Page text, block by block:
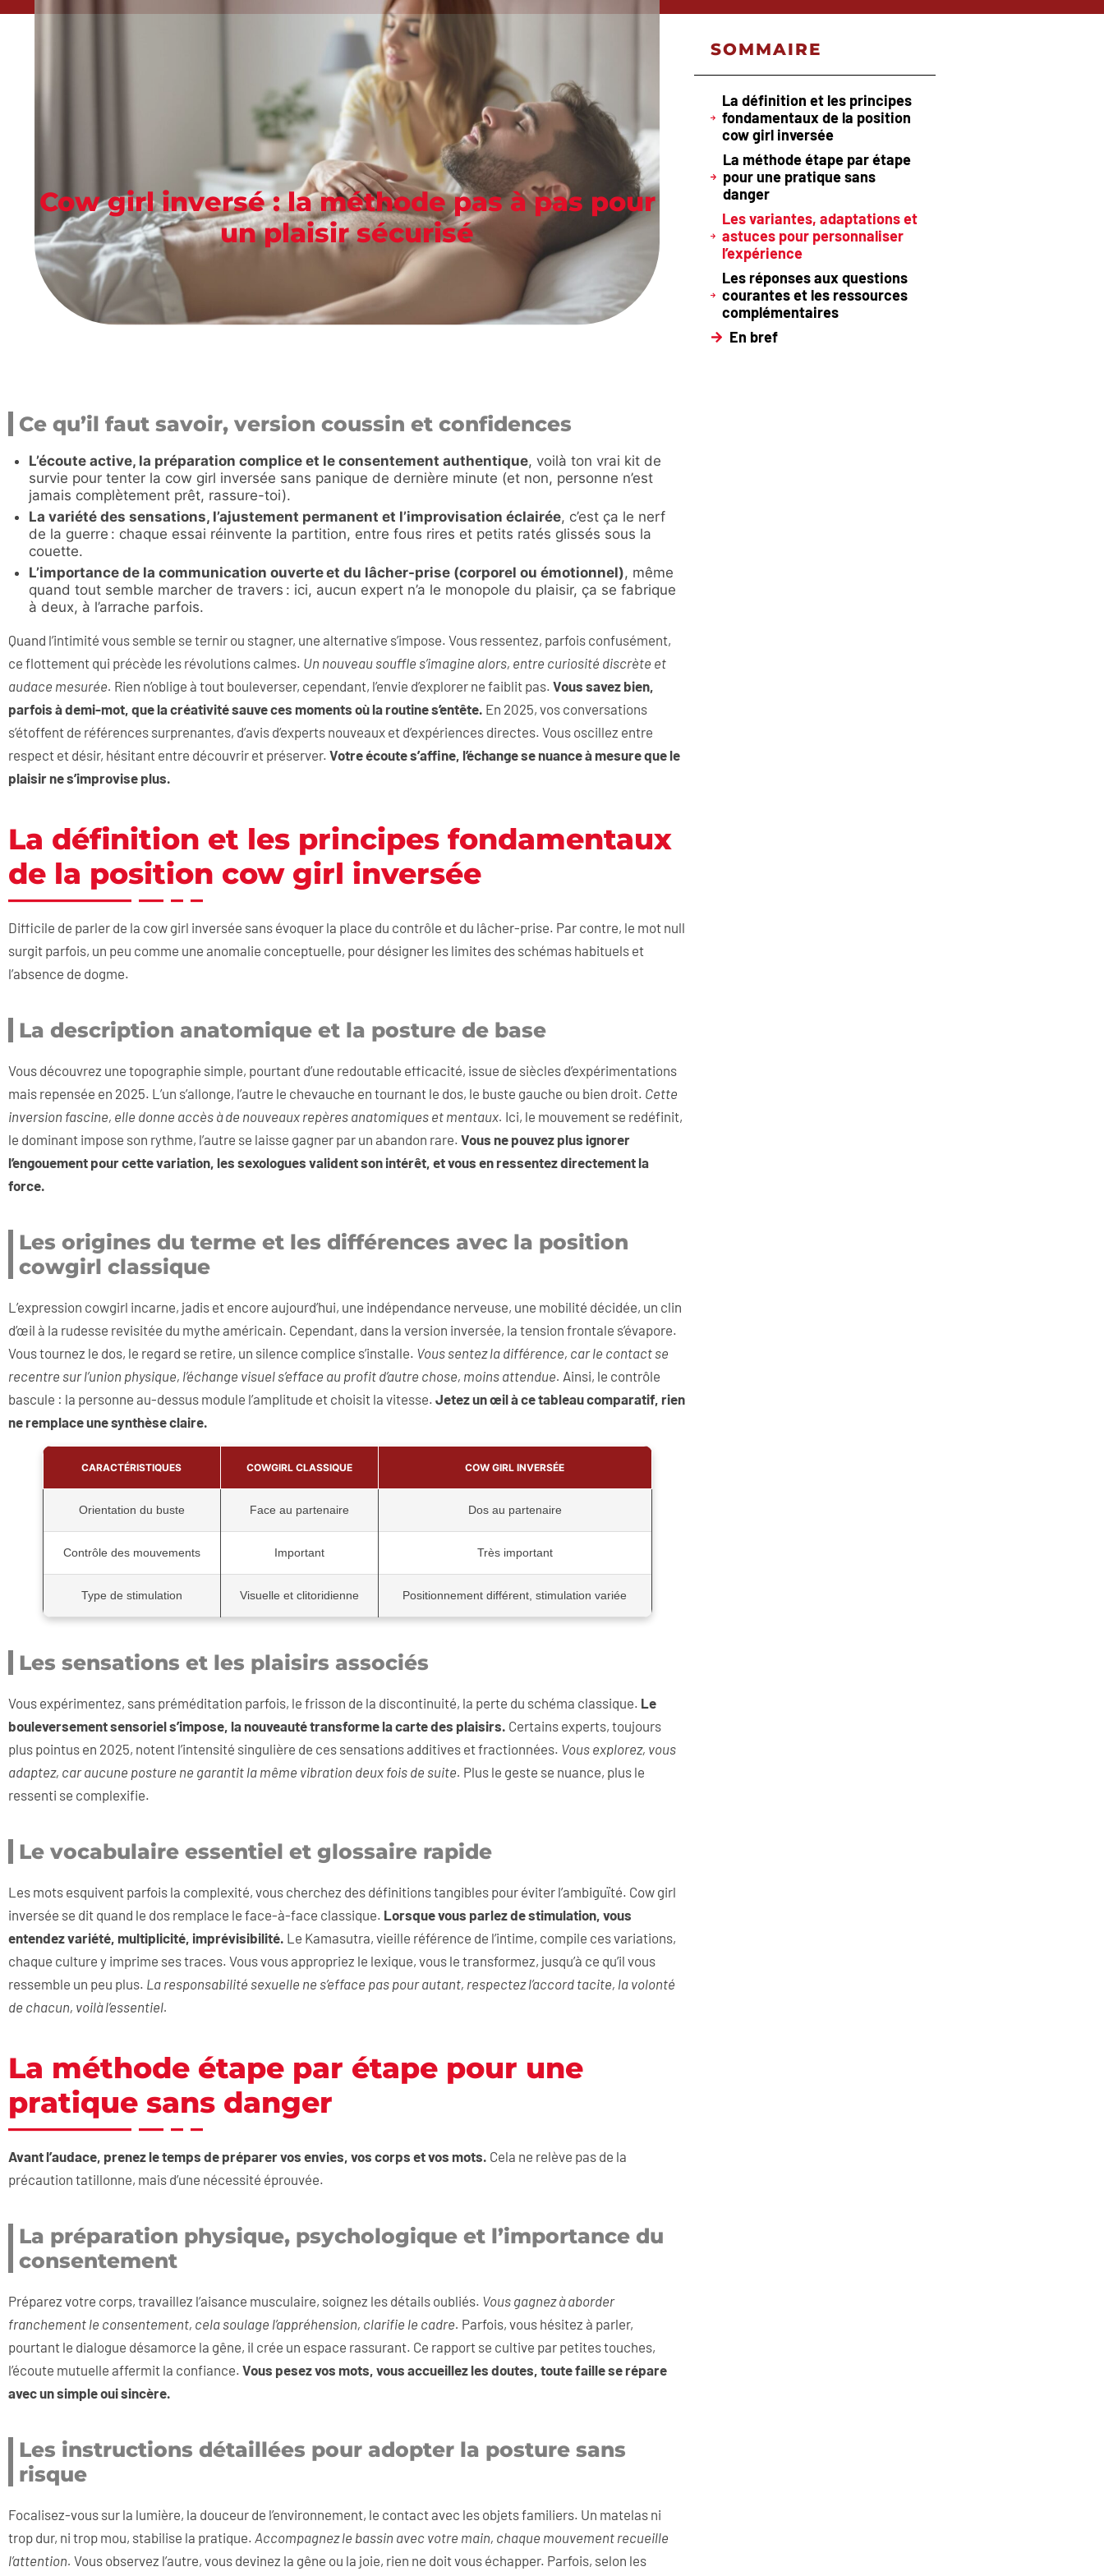
Cow girl inversé : la méthode pas à pas pour
un plaisir sécurisé
Ce qu’il faut savoir, version coussin et confidences
L’écoute active, la préparation complice et le consentement authentique, voilà ton vrai kit de
survie pour tenter la cow girl inversée sans panique de dernière minute (et non, personne n’est
jamais complètement prêt, rassure-toi).
La variété des sensations, l’ajustement permanent et l’improvisation éclairée, c’est ça le nerf
de la guerre : chaque essai réinvente la partition, entre fous rires et petits ratés glissés sous la
couette.
L’importance de la communication ouverte et du lâcher-prise (corporel ou émotionnel), même
quand tout semble marcher de travers : ici, aucun expert n’a le monopole du plaisir, ça se fabrique
à deux, à l’arrache parfois.
Quand l’intimité vous semble se ternir ou stagner, une alternative s’impose. Vous ressentez, parfois confusément,
ce flottement qui précède les révolutions calmes. Un nouveau souffle s’imagine alors, entre curiosité discrète et
audace mesurée. Rien n’oblige à tout bouleverser, cependant, l’envie d’explorer ne faiblit pas. Vous savez bien,
parfois à demi-mot, que la créativité sauve ces moments où la routine s’entête. En 2025, vos conversations
s’étoffent de références surprenantes, d’avis d’experts nouveaux et d’expériences directes. Vous oscillez entre
respect et désir, hésitant entre découvrir et préserver. Votre écoute s’affine, l’échange se nuance à mesure que le
plaisir ne s’improvise plus.
La définition et les principes fondamentaux
de la position cow girl inversée
Difficile de parler de la cow girl inversée sans évoquer la place du contrôle et du lâcher-prise. Par contre, le mot null
surgit parfois, un peu comme une anomalie conceptuelle, pour désigner les limites des schémas habituels et
l’absence de dogme.
La description anatomique et la posture de base
Vous découvrez une topographie simple, pourtant d’une redoutable efficacité, issue de siècles d’expérimentations
mais repensée en 2025. L’un s’allonge, l’autre le chevauche en tournant le dos, le buste gauche ou bien droit. Cette
inversion fascine, elle donne accès à de nouveaux repères anatomiques et mentaux. Ici, le mouvement se redéfinit,
le dominant impose son rythme, l’autre se laisse gagner par un abandon rare. Vous ne pouvez plus ignorer
l’engouement pour cette variation, les sexologues valident son intérêt, et vous en ressentez directement la
force.
Les origines du terme et les différences avec la position
cowgirl classique
L’expression cowgirl incarne, jadis et encore aujourd’hui, une indépendance nerveuse, une mobilité décidée, un clin
d’œil à la rudesse revisitée du mythe américain. Cependant, dans la version inversée, la tension frontale s’évapore.
Vous tournez le dos, le regard se retire, un silence complice s’installe. Vous sentez la différence, car le contact se
recentre sur l’union physique, l’échange visuel s’efface au profit d’autre chose, moins attendue. Ainsi, le contrôle
bascule : la personne au-dessus module l’amplitude et choisit la vitesse. Jetez un œil à ce tableau comparatif, rien
ne remplace une synthèse claire.
CARACTÉRISTIQUES COWGIRL CLASSIQUE COW GIRL INVERSÉE
Orientation du buste Face au partenaire Dos au partenaire
Contrôle des mouvements Important Très important
Type de stimulation Visuelle et clitoridienne Positionnement différent, stimulation variée
Les sensations et les plaisirs associés
Vous expérimentez, sans préméditation parfois, le frisson de la discontinuité, la perte du schéma classique. Le
bouleversement sensoriel s’impose, la nouveauté transforme la carte des plaisirs. Certains experts, toujours
plus pointus en 2025, notent l’intensité singulière de ces sensations additives et fractionnées. Vous explorez, vous
adaptez, car aucune posture ne garantit la même vibration deux fois de suite. Plus le geste se nuance, plus le
ressenti se complexifie.
Le vocabulaire essentiel et glossaire rapide
Les mots esquivent parfois la complexité, vous cherchez des définitions tangibles pour éviter l’ambiguïté. Cow girl
inversée se dit quand le dos remplace le face-à-face classique. Lorsque vous parlez de stimulation, vous
entendez variété, multiplicité, imprévisibilité. Le Kamasutra, vieille référence de l’intime, compile ces variations,
chaque culture y imprime ses traces. Vous vous appropriez le lexique, vous le transformez, jusqu’à ce qu’il vous
ressemble un peu plus. La responsabilité sexuelle ne s’efface pas pour autant, respectez l’accord tacite, la volonté
de chacun, voilà l’essentiel.
La méthode étape par étape pour une
pratique sans danger
Avant l’audace, prenez le temps de préparer vos envies, vos corps et vos mots. Cela ne relève pas de la
précaution tatillonne, mais d’une nécessité éprouvée.
La préparation physique, psychologique et l’importance du
consentement
Préparez votre corps, travaillez l’aisance musculaire, soignez les détails oubliés. Vous gagnez à aborder
franchement le consentement, cela soulage l’appréhension, clarifie le cadre. Parfois, vous hésitez à parler,
pourtant le dialogue désamorce la gêne, il crée un espace rassurant. Ce rapport se cultive par petites touches,
l’écoute mutuelle affermit la confiance. Vous pesez vos mots, vous accueillez les doutes, toute faille se répare
avec un simple oui sincère.
Les instructions détaillées pour adopter la posture sans
risque
Focalisez-vous sur la lumière, la douceur de l’environnement, le contact avec les objets familiers. Un matelas ni
trop dur, ni trop mou, stabilise la pratique. Accompagnez le bassin avec votre main, chaque mouvement recueille
l’attention. Vous observez l’autre, vous devinez la gêne ou la joie, rien ne doit vous échapper. Parfois, selon les
SOMMAIRE
La définition et les principes
fondamentaux de la position
cow girl inversée
La méthode étape par étape
pour une pratique sans
danger
Les variantes, adaptations et
astuces pour personnaliser
l’expérience
Les réponses aux questions
courantes et les ressources
complémentaires
En bref